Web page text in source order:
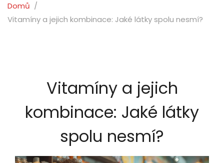
Domů
Vitamíny a jejich kombinace: Jaké látky spolu nesmí?
Vitamíny a jejich
kombinace: Jaké látky
spolu nesmí?